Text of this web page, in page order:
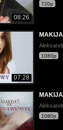
08:26
720p
07:28
1080p
1080p